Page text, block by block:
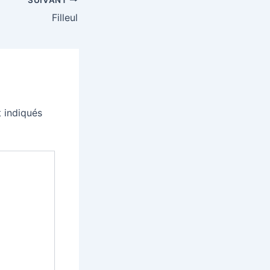
Filleul
indiqués